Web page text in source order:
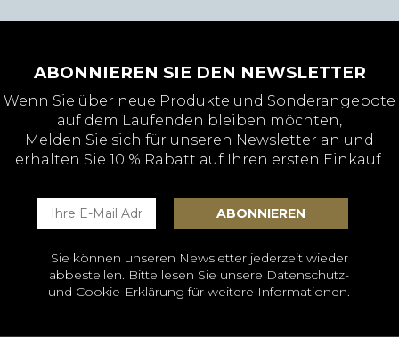
ABONNIEREN SIE DEN NEWSLETTER
Wenn Sie über neue Produkte und Sonderangebote
auf dem Laufenden bleiben möchten,
Melden Sie sich für unseren Newsletter an und
erhalten Sie 10 % Rabatt auf Ihren ersten Einkauf.
Sie können unseren Newsletter jederzeit wieder
abbestellen. Bitte lesen Sie unsere Datenschutz-
und Cookie-Erklärung für weitere Informationen.